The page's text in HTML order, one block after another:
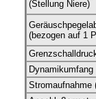
(Stellung Niere)
(bezogen auf 1
Dynamikumfang
Stromaufnahme